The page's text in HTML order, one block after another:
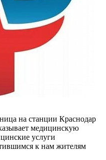
на станции Краснодар
медицинскую
услуги
к нам жителям